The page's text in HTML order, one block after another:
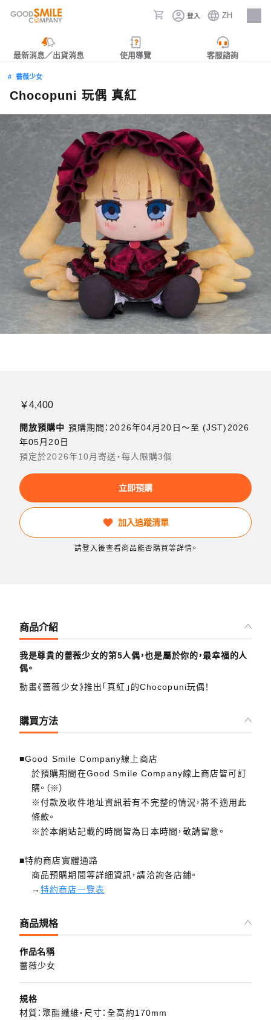
登入 ZH
人才招募
最新消息／出貨消息 使用導覽 客服諮詢
薔薇少女
Chocopuni 玩偶 真紅
￥4,400
開放預購中 預購期間：2026年04月20日〜至 (JST)2026
年05月20日
預定於2026年10月寄送・每人限購3個
立即預購
加入追蹤清單
請登入後查看商品能否購買等詳情。
商品介紹
我是尊貴的薔薇少女的第5人偶，也是屬於你的，最幸福的人
偶。
動畫《薔薇少女》推出「真紅」的Chocopuni玩偶！
購買方法
■Good Smile Company線上商店
於預購期間在Good Smile Company線上商店皆可訂
購。（※）
※付款及收件地址資訊若有不完整的情況，將不適用此
條款。
※於本網站記載的時間皆為日本時間，敬請留意。
■特約商店實體通路
商品預購期間等詳細資訊，請洽詢各店鋪。
→特約商店一覽表
商品規格
作品名稱
薔薇少女
規格
材質：聚酯纖維・尺寸：全高約170mm